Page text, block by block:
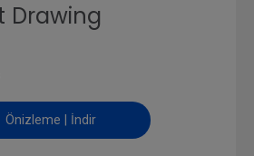
Drawing
Önizleme | İndir